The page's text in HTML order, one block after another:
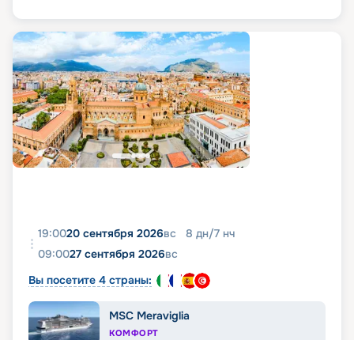
19:0020 сентября 2026вс 8 дн/7 нч
09:0027 сентября 2026вс
Вы посетите 4 страны:
MSC Meraviglia
КОМФОРТ